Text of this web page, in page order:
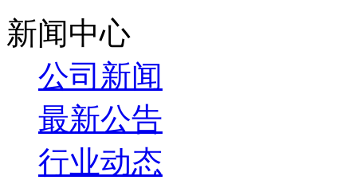
新闻中心
公司新闻
最新公告
行业动态